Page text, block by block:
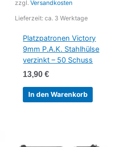
zzgl. Versandkosten
Lieferzeit: ca. 3 Werktage
Platzpatronen Victory
9mm P.A.K. Stahlhülse
verzinkt – 50 Schuss
13,90€
In den Warenkorb